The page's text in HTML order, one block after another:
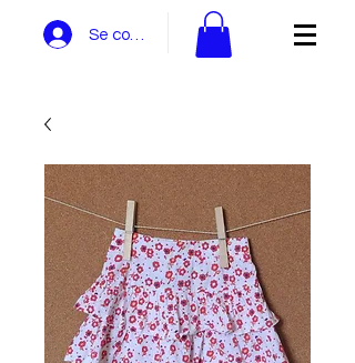
Se connecter